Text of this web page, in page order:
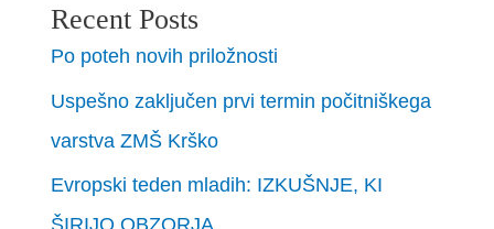
Recent Posts
Po poteh novih priložnosti
Uspešno zaključen prvi termin počitniškega
varstva ZMŠ Krško
Evropski teden mladih: IZKUŠNJE, KI
ŠIRIJO OBZORJA